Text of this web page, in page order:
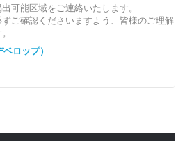
可能区域をご連絡いたします。
ご確認くださいますよう、皆様のご理解
ロップ）